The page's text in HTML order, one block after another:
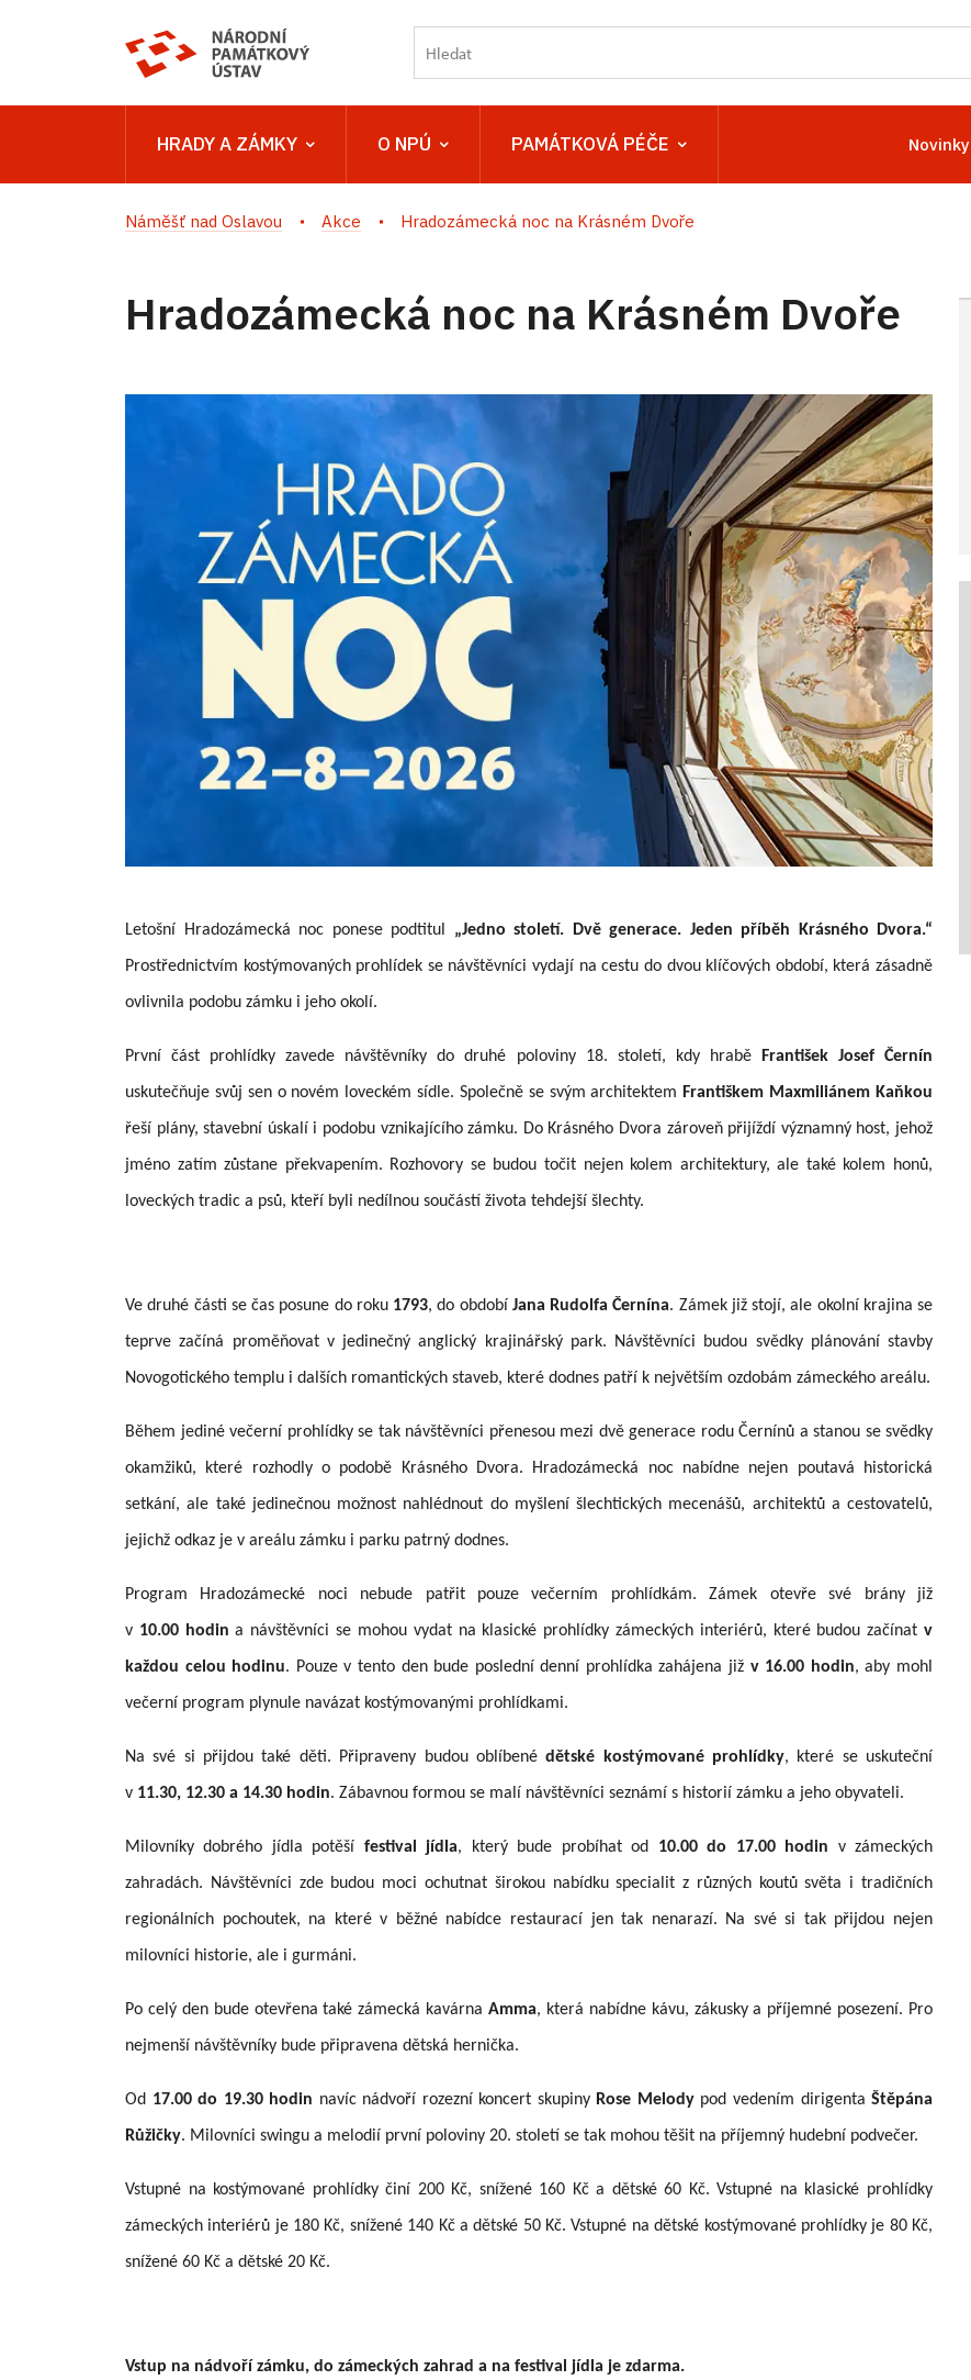
HRADY A ZÁMKY O NPÚ PAMÁTKOVÁ PÉČE Novinky
Náměšť nad Oslavou Akce Hradozámecká noc na Krásném Dvoře
Hradozámecká noc na Krásném Dvoře
Letošní Hradozámecká noc ponese podtitul „Jedno století. Dvě generace. Jeden příběh Krásného Dvora.“
Prostřednictvím kostýmovaných prohlídek se návštěvníci vydají na cestu do dvou klíčových období, která zásadně
ovlivnila podobu zámku i jeho okolí.
První část prohlídky zavede návštěvníky do druhé poloviny 18. století, kdy hrabě František Josef Černín
uskutečňuje svůj sen o novém loveckém sídle. Společně se svým architektem Františkem Maxmiliánem Kaňkou
řeší plány, stavební úskalí i podobu vznikajícího zámku. Do Krásného Dvora zároveň přijíždí významný host, jehož
jméno zatím zůstane překvapením. Rozhovory se budou točit nejen kolem architektury, ale také kolem honů,
loveckých tradic a psů, kteří byli nedílnou součástí života tehdejší šlechty.
Ve druhé části se čas posune do roku 1793, do období Jana Rudolfa Černína. Zámek již stojí, ale okolní krajina se
teprve začíná proměňovat v jedinečný anglický krajinářský park. Návštěvníci budou svědky plánování stavby
Novogotického templu i dalších romantických staveb, které dodnes patří k největším ozdobám zámeckého areálu.
Během jediné večerní prohlídky se tak návštěvníci přenesou mezi dvě generace rodu Černínů a stanou se svědky
okamžiků, které rozhodly o podobě Krásného Dvora. Hradozámecká noc nabídne nejen poutavá historická
setkání, ale také jedinečnou možnost nahlédnout do myšlení šlechtických mecenášů, architektů a cestovatelů,
jejichž odkaz je v areálu zámku i parku patrný dodnes.
Program Hradozámecké noci nebude patřit pouze večerním prohlídkám. Zámek otevře své brány již
v 10.00 hodin a návštěvníci se mohou vydat na klasické prohlídky zámeckých interiérů, které budou začínat v
každou celou hodinu. Pouze v tento den bude poslední denní prohlídka zahájena již v 16.00 hodin, aby mohl
večerní program plynule navázat kostýmovanými prohlídkami.
Na své si přijdou také děti. Připraveny budou oblíbenédětské kostýmované prohlídky, které se uskuteční
v 11.30, 12.30 a 14.30 hodin. Zábavnou formou se malí návštěvníci seznámí s historií zámku a jeho obyvateli.
Milovníky dobrého jídla potěší festival jídla, který bude probíhat od 10.00 do 17.00 hodin v zámeckých
zahradách. Návštěvníci zde budou moci ochutnat širokou nabídku specialit z různých koutů světa i tradičních
regionálních pochoutek, na které v běžné nabídce restaurací jen tak nenarazí. Na své si tak přijdou nejen
milovníci historie, ale i gurmáni.
Po celý den bude otevřena také zámecká kavárna Amma, která nabídne kávu, zákusky a příjemné posezení. Pro
nejmenší návštěvníky bude připravena dětská hernička.
Od 17.00 do 19.30 hodin navíc nádvoří rozezní koncert skupiny Rose Melodypod vedením dirigentaŠtěpána
Růžičky. Milovníci swingu a melodií první poloviny 20. století se tak mohou těšit na příjemný hudební podvečer.
Vstupné na kostýmované prohlídky činí 200 Kč, snížené 160 Kč a dětské 60 Kč. Vstupné na klasické prohlídky
zámeckých interiérů je 180 Kč, snížené 140 Kč a dětské 50 Kč. Vstupné na dětské kostýmované prohlídky je 80 Kč,
snížené 60 Kč a dětské 20 Kč.
Vstup na nádvoří zámku, do zámeckých zahrad a na festival jídla je zdarma.